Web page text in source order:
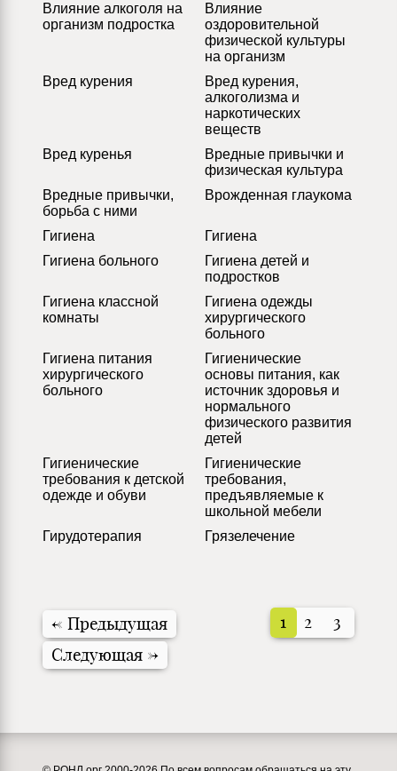
Влияние алкоголя на
организм подростка
Влияние
оздоровительной
физической культуры
на организм
Вред курения
Вред курения,
алкоголизма и
наркотических
веществ
Вред куренья
Вредные привычки и
физическая культура
Вредные привычки,
борьба с ними
Врожденная глаукома
Гигиена
Гигиена
Гигиена больного
Гигиена детей и
подростков
Гигиена классной
комнаты
Гигиена одежды
хирургического
больного
Гигиена питания
хирургического
больного
Гигиенические
основы питания, как
источник здоровья и
нормального
физического развития
детей
Гигиенические
требования к детской
одежде и обуви
Гигиенические
требования,
предъявляемые к
школьной мебели
Гирудотерапия
Грязелечение
← Предыдущая 1 2
3
Следующая →